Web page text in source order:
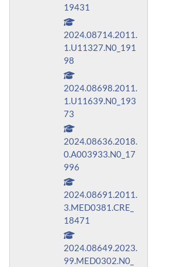
19431
2024.08714.2011.
1.U11327.N0_191
98
2024.08698.2011.
1.U11639.N0_193
73
2024.08636.2018.
0.A003933.N0_17
996
2024.08691.2011.
3.MED0381.CRE_
18471
2024.08649.2023.
99.MED0302.N0_